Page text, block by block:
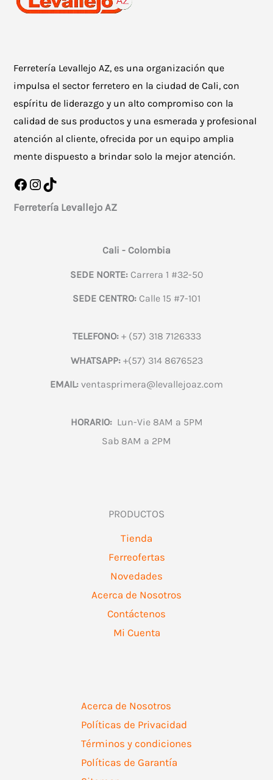
Ferretería Levallejo AZ, es una organización que
impulsa el sector ferretero en la ciudad de Cali, con
espíritu de liderazgo y un alto compromiso con la
calidad de sus productos y una esmerada y profesional
atención al cliente, ofrecida por un equipo amplia
mente dispuesto a brindar solo la mejor atención.
Facebook
Instagram
TikTok
Ferretería Levallejo AZ
Cali - Colombia
SEDE NORTE:Carrera 1 #32-50
SEDE CENTRO: Calle 15 #7-101
TELEFONO:+ (57) 318 7126333
WHATSAPP:+(57) 314 8676523
EMAIL: ventasprimera@levallejoaz.com
HORARIO:Lun-Vie 8AM a 5PM
Sab 8AM a 2PM
PRODUCTOS
Tienda
Ferreofertas
Novedades
Acerca de Nosotros
Contáctenos
Mi Cuenta
Acerca de Nosotros
Políticas de Privacidad
Términos y condiciones
Políticas de Garantía